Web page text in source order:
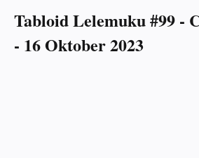
Tabloid Lelemuku #99 -
- 16 Oktober 2023